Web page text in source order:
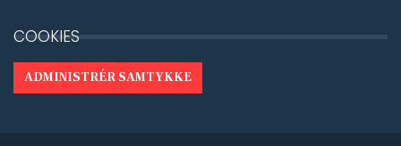
COOKIES
ADMINISTRÉR SAMTYKKE